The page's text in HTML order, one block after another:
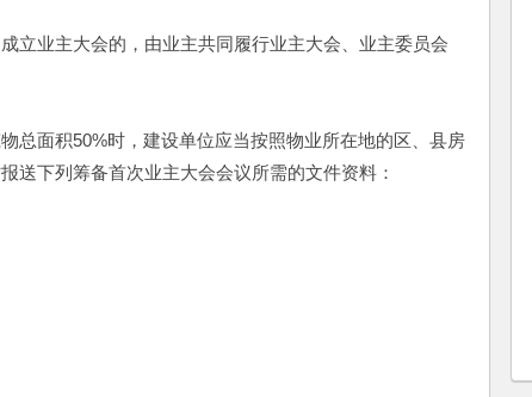
业主大会的，由业主共同履行业主大会、业主委员会
面积50%时，建设单位应当按照物业所在地的区、县房
送下列筹备首次业主大会会议所需的文件资料：